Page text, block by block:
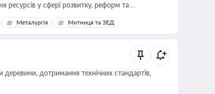
ресурсів у сфері розвитку, реформ та
Металургія Митниця та ЗЕД
деревини, дотримання технічних стандартів,